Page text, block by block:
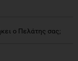
ο Πελάτης σας;